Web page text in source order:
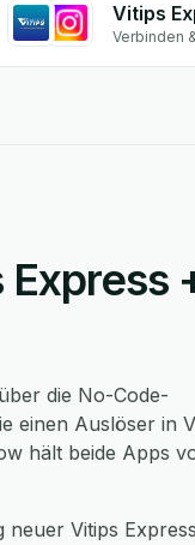
Verbinden
die No-Code-
einen Auslöser in
hält beide Apps
neuer Vitips